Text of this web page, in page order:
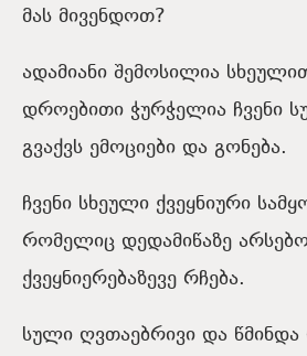
მას მივენდოთ?
ადამიანი შემოსილია
დროებითი ჭურჭელია ჩვენი
გვაქვს ემოციები და გონება.
ჩვენი სხეული ქვეყნიური
რომელიც დედამიწაზე
ქვეყნიერებაზევე რჩება.
სული ღვთაებრივი და წმინდა